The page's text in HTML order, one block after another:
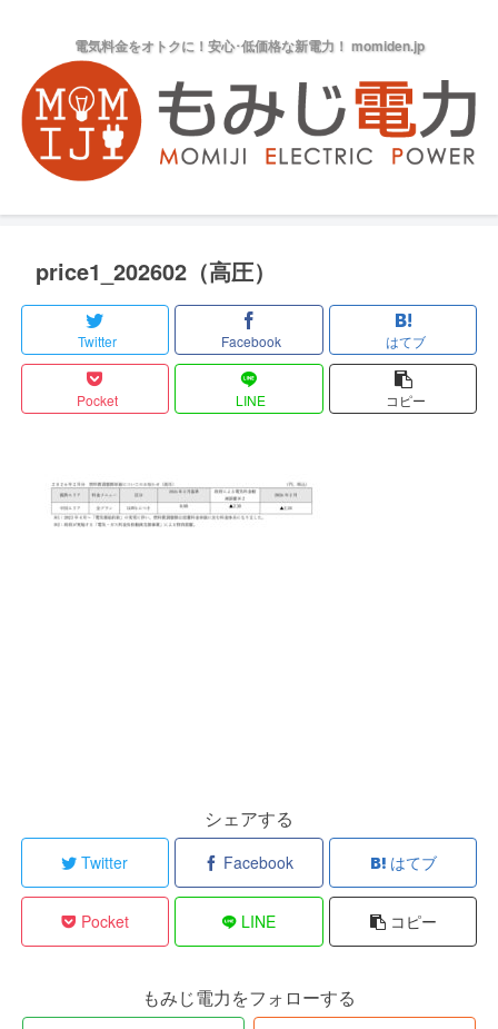
電気料金をオトクに！安心･低価格な新電力！ momiden.jp
price1_202602（高圧）
Twitter Facebook はてブ
Pocket LINE コピー
シェアする
Twitter Facebook はてブ
Pocket LINE コピー
もみじ電力をフォローする